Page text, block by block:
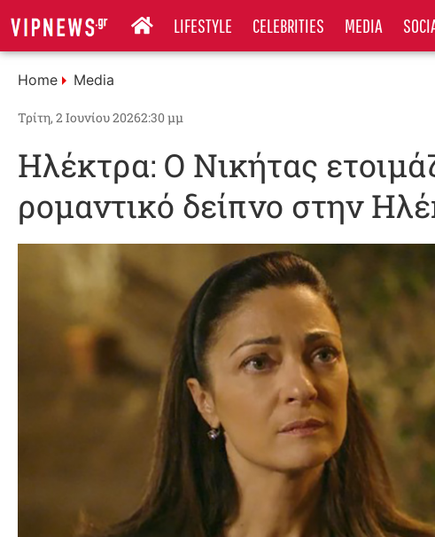
LIFESTYLE CELEBRITIES MEDIA
Home Media
Τρίτη, 2 Ιουνίου 20262:30 μμ
Ηλέκτρα: Ο Νικήτας
ρομαντικό δείπνο στην